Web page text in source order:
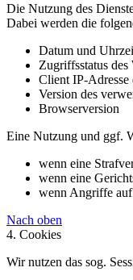
Die Nutzung des
Dabei werden die
Datum und
Zugriffsstatus
Client IP-Adresse
Version des
Browserversion
Eine Nutzung und ggf.
wenn eine
wenn eine
wenn Angriffe
Nach oben
4. Cookies
Wir nutzen das sog.